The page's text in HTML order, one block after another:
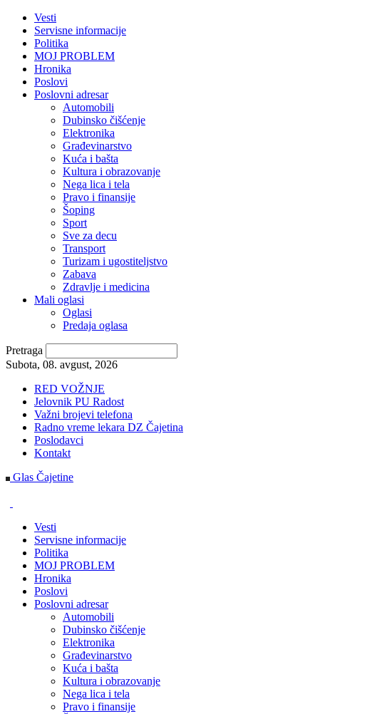
Vesti
Servisne informacije
Politika
MOJ PROBLEM
Hronika
Poslovi
Poslovni adresar
Automobili
Dubinsko čišćenje
Elektronika
Građevinarstvo
Kuća i bašta
Kultura i obrazovanje
Nega lica i tela
Pravo i finansije
Šoping
Sport
Sve za decu
Transport
Turizam i ugostiteljstvo
Zabava
Zdravlje i medicina
Mali oglasi
Oglasi
Predaja oglasa
Pretraga
Subota, 08. avgust, 2026
RED VOŽNJE
Jelovnik PU Radost
Važni brojevi telefona
Radno vreme lekara DZ Čajetina
Poslodavci
Kontakt
Glas Čajetine
Vesti
Servisne informacije
Politika
MOJ PROBLEM
Hronika
Poslovi
Poslovni adresar
Automobili
Dubinsko čišćenje
Elektronika
Građevinarstvo
Kuća i bašta
Kultura i obrazovanje
Nega lica i tela
Pravo i finansije